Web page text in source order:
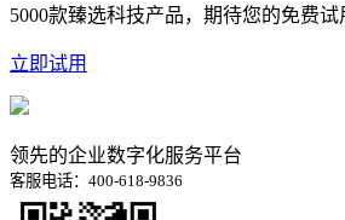
5000款臻选科技产品，期待您的免费试
立即试用
领先的企业数字化服务平台
客服电话：400-618-9836